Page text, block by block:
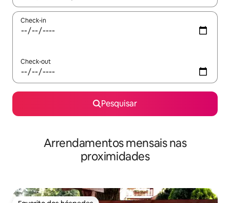
Check-in
Check-out
Pesquisar
Arrendamentos mensais nas
proximidades